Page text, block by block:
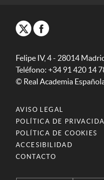
Felipe IV, 4 - 28014
Teléfono: +34 91 420 14
© Real Academia
AVISO LEGAL
POLÍTICA DE
POLÍTICA DE COOKIES
ACCESIBILIDAD
CONTACTO